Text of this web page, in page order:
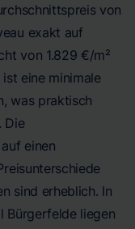
von
exakt auf
von 1.829 €/m²
eine minimale
was praktisch
Die
einen
sind erheblich. In
Bürgerfelde liegen